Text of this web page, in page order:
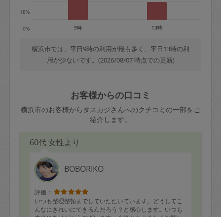
0%
18%
9時 13時
横浜市では、平日9時の利用が最も多く、平日13時の利
用が少ないです。(2026/08/07 時点での更新)
お客様からの口コミ
横浜市のお客様からタスカジさんへのクチコミの一部をご
紹介します。
60代 女性より
BOBORIKO
評価：
いつも整理整頓までしていただいています。どうしてこ
んなにきれいにできるんだろう？と感心します。いつも